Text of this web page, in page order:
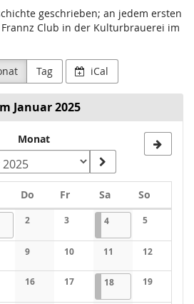
geschrieben; an jedem ersten
Club in der Kulturbrauerei im
Tag iCal
Januar 2025
Monat
Do Donnerstag
FrFreitagSaSamstag
So
Veranstaltung
2
Keine Veranstaltungen
3
Keine Veranstaltungen
404.01.2025
1 Veranstaltung
5
Keine
Veranstaltungen
9
Keine Veranstaltungen
10
Keine Veranstaltungen
11
Keine
12
Keine
16 17 1818.01.2025
1 Veranstaltung
19